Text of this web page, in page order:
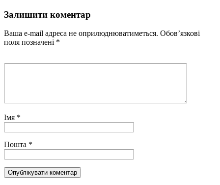
Залишити коментар
Ваша e-mail адреса не оприлюднюватиметься. Обов’язкові
поля позначені *
Імя *
Пошта *